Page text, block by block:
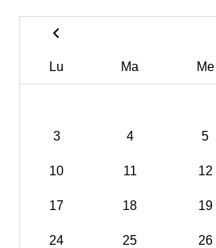
Lu Ma Me
3 4 5
10 11 12
17 18 19
24 25 26